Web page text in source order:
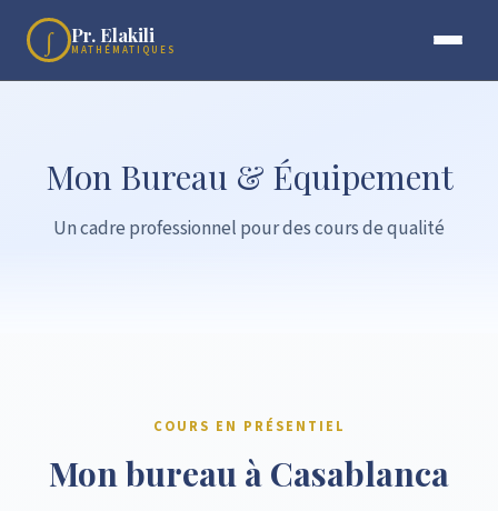
∫ Pr. Elakili
MATHÉMATIQUES
Mon Bureau & Équipement
Un cadre professionnel pour des cours de qualité
COURS EN PRÉSENTIEL
Mon bureau à Casablanca